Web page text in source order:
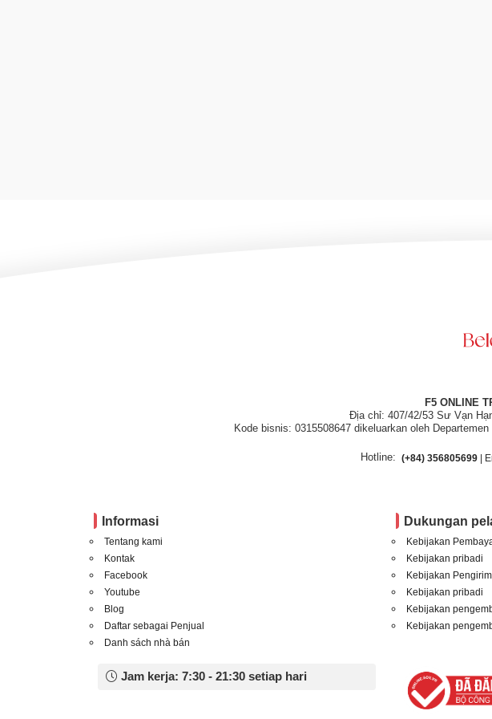
F5 ONLINE
Địa chỉ: 407/42/53 Sư Vạn
Kode bisnis: 0315508647 dikeluarkan oleh
Hotline: (+84) 356805699|
Informasi
Tentang kami
Kontak
Facebook
Youtube
Blog
Daftar sebagai Penjual
Danh sách nhà bán
Dukungan
Kebijakan
Kebijakan pribadi
Kebijakan
Kebijakan pribadi
Kebijakan
Kebijakan
Jam kerja: 7:30 - 21:30 setiap hari